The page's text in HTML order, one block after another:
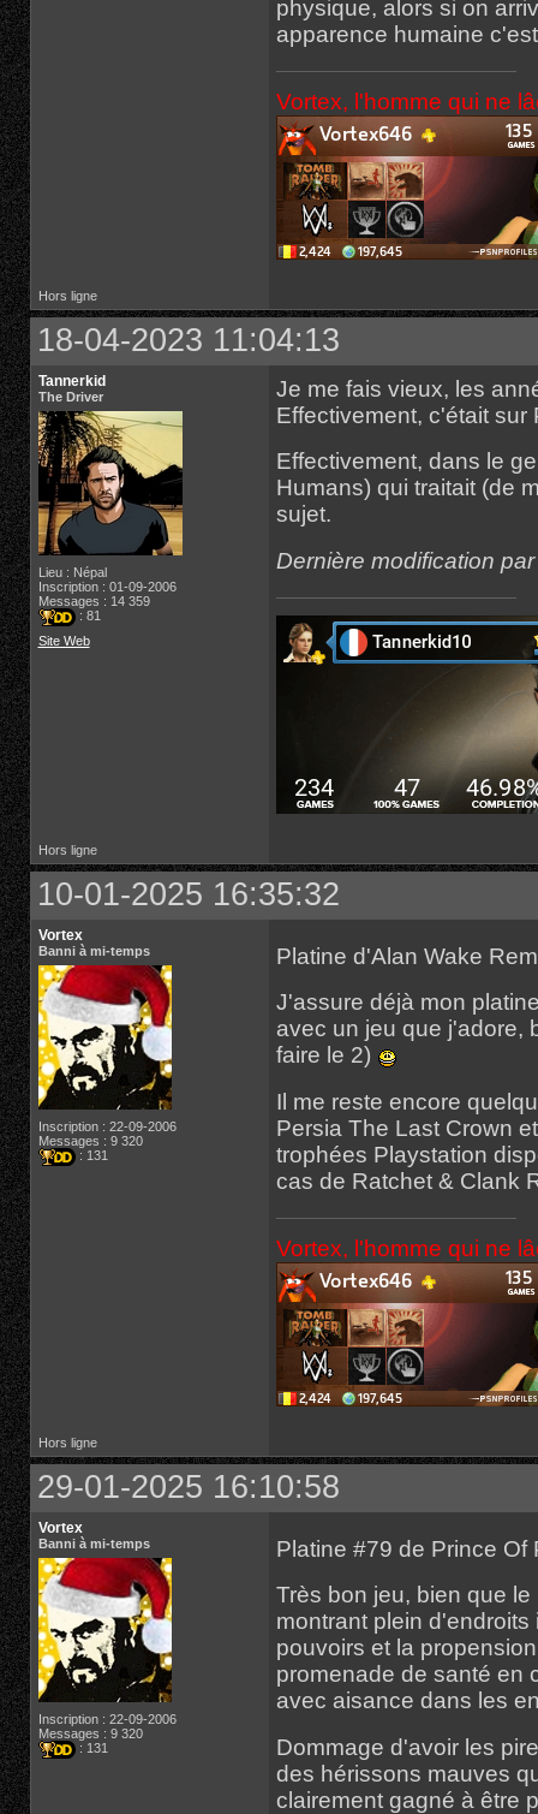
physique, alors si on
apparence humaine
Vortex, l'homme qui ne
Hors ligne
18-04-2023 11:04:13
Tannerkid
The Driver
Lieu : Népal
Inscription : 01-09-2006
Messages : 14 359
: 81
Site Web
Je me fais vieux, les
Effectivement, c'était
Effectivement, dans le
Humans) qui traitait (de
sujet.
Dernière modification
Hors ligne
10-01-2025 16:35:32
Vortex
Banni à mi-temps
Inscription : 22-09-2006
Messages : 9 320
: 131
Platine d'Alan Wake
J'assure déjà mon
avec un jeu que j'adore,
faire le 2)
Il me reste encore
Persia The Last Crown
trophées Playstation
cas de Ratchet & Clank
Vortex, l'homme qui ne
Hors ligne
29-01-2025 16:10:58
Vortex
Banni à mi-temps
Inscription : 22-09-2006
Messages : 9 320
: 131
Platine #79 de Prince
Très bon jeu, bien que
montrant plein
pouvoirs et la
promenade de santé en
avec aisance dans les
Dommage d'avoir les
des hérissons mauves
clairement gagné à être